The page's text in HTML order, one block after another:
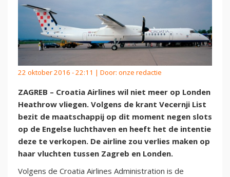
22 oktober 2016 - 22:11 | Door: onze redactie
ZAGREB – Croatia Airlines wil niet meer op Londen
Heathrow vliegen. Volgens de krant Vecernji List
bezit de maatschappij op dit moment negen slots
op de Engelse luchthaven en heeft het de intentie
deze te verkopen. De airline zou verlies maken op
haar vluchten tussen Zagreb en Londen.
Volgens de Croatia Airlines Administration is de